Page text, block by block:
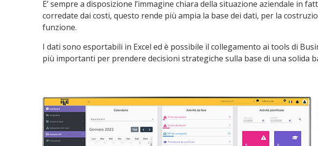
E’ sempre a disposizione l’immagine chiara della situazione aziendale in
corredate dai costi, questo rende più ampia la base dei dati, per la
funzione.
I dati sono esportabili in Excel ed è possibile il collegamento ai tools di
più importanti per prendere decisioni strategiche sulla base di una solida